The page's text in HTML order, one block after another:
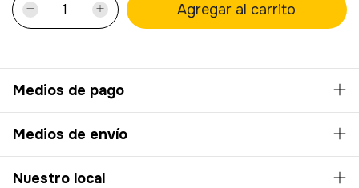
Medios de pago
Medios de envío
Nuestro local